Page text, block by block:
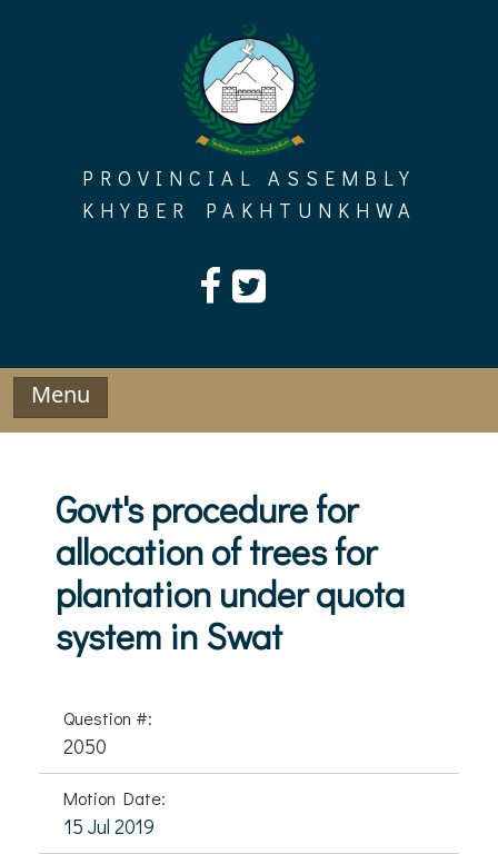
PROVINCIAL ASSEMBLY
KHYBER PAKHTUNKHWA
Menu
Govt's procedure for
allocation of trees for
plantation under quota
system in Swat
Question #:
2050
Motion Date:
15 Jul 2019